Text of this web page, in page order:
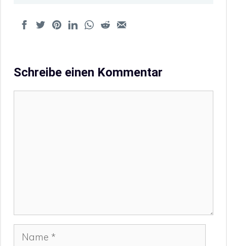
Schreibe einen Kommentar